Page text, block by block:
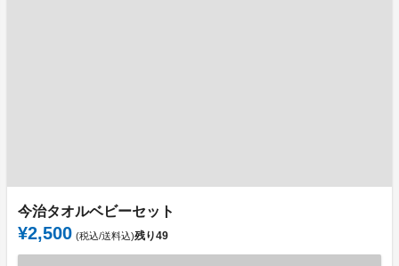
今治タオルベビーセット
¥2,500 (税込/送料込)残り49